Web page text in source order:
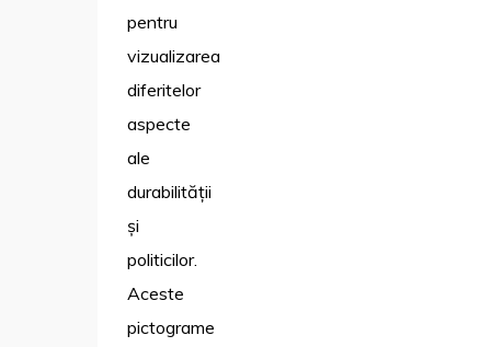
pentru
vizualizarea
diferitelor
aspecte
ale
durabilității
și
politicilor.
Aceste
pictograme